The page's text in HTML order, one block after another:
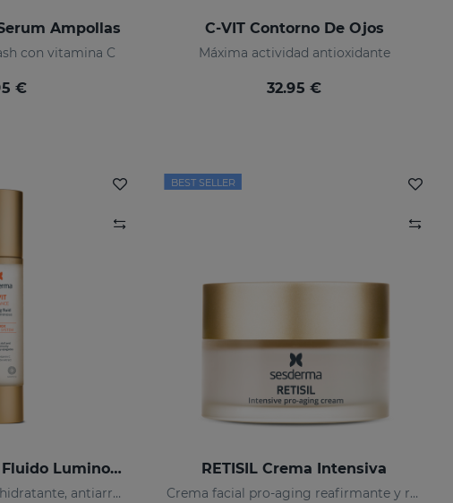
Ampollas
con vitamina C
€
C-VIT Contorno De Ojos
Máxima actividad antioxidante
32.95 €
C-VIT RADIANCE Fluido Luminoso
Fluido antioxidante, hidratante, antiarrugas e iluminador
BEST SELLER
RETISIL Crema Intensiva
Crema facial pro-aging reafirmante y reductora de arrugas